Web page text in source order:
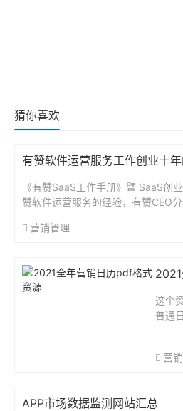
猜你喜欢
有赞软件运营服务工作创业十
《有赞SaaS工作手册》暨 SaaS创
赞软件运营服务的经验，有赞CEO
营销管理
这个
普通
营行
营
APP市场数据监测网站汇总